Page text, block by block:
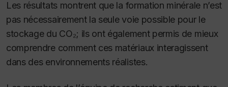
Les résultats montrent que la formation minérale n’est
pas nécessairement la seule voie possible pour le
stockage du CO₂; ils ont également permis de mieux
comprendre comment ces matériaux interagissent
dans des environnements réalistes.